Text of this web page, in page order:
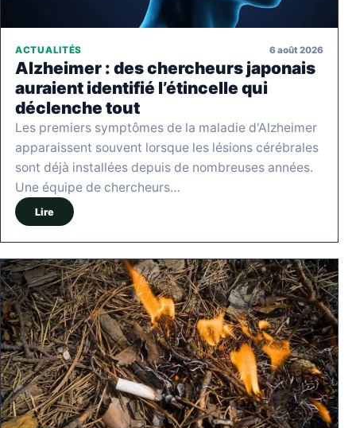
ACTUALITÉS 6 août 2026
Alzheimer : des chercheurs japonais
auraient identifié l’étincelle qui
déclenche tout
Les premiers symptômes de la maladie d'Alzheimer
apparaissent souvent lorsque les lésions cérébrales
sont déjà installées depuis de nombreuses années.
Une équipe de chercheurs…
Lire